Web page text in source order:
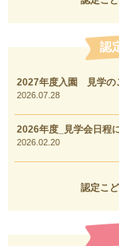
認
2027年度入園 見学の
2026.07.28
2026年度_見学会日程
2026.02.20
認定こ